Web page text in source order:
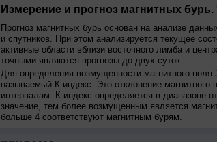
Измерение и прогноз магнитных бурь.
Прогноз магнитных бурь основан на анализе
и спутников. При этом анализируется текущее
активные области вблизи восточного лимба и
точными являются прогнозы до двух суток.
Для определения возмущенности магнитного поля
называемый К-индекс. Это отклонение
интервалам. К-индекс определяется в диапазоне
значение, тем более возмущенным является
больше 4 соответствуют магнитным бурям.